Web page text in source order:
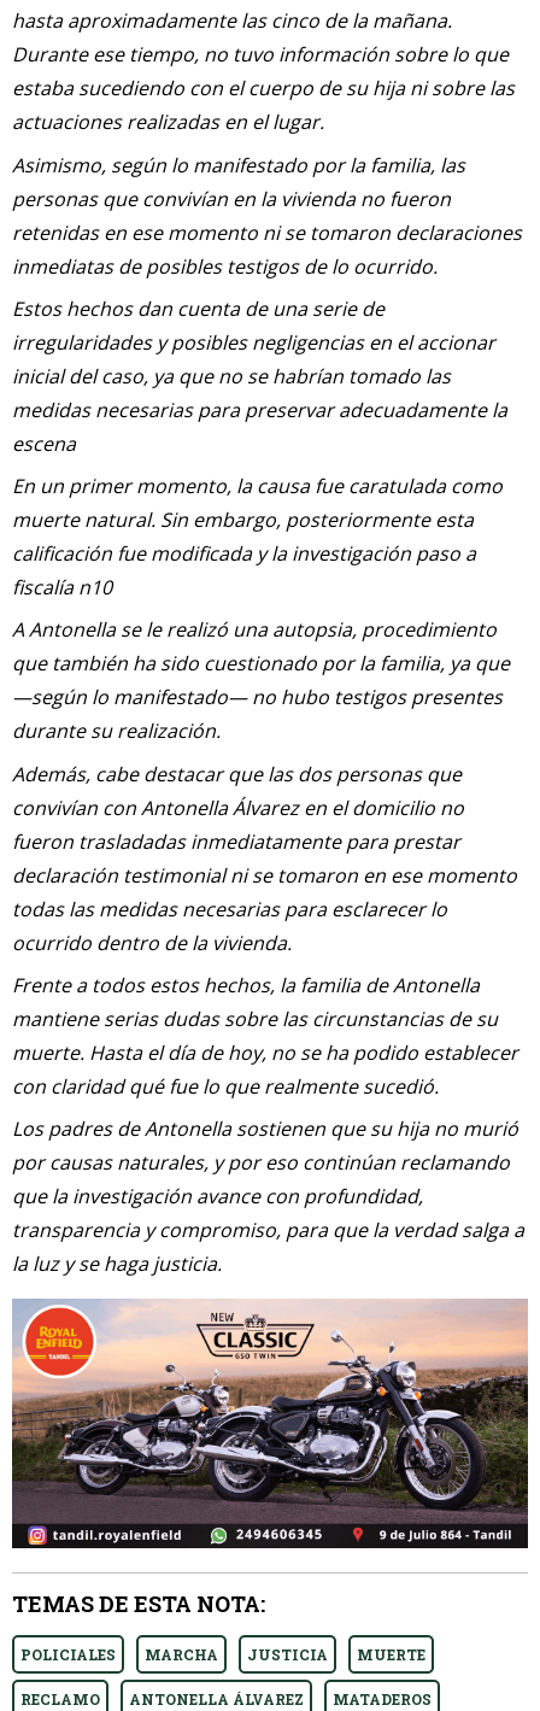
hasta aproximadamente las cinco de la mañana.
Durante ese tiempo, no tuvo información sobre lo que
estaba sucediendo con el cuerpo de su hija ni sobre las
actuaciones realizadas en el lugar.
Asimismo, según lo manifestado por la familia, las
personas que convivían en la vivienda no fueron
retenidas en ese momento ni se tomaron declaraciones
inmediatas de posibles testigos de lo ocurrido.
Estos hechos dan cuenta de una serie de
irregularidades y posibles negligencias en el accionar
inicial del caso, ya que no se habrían tomado las
medidas necesarias para preservar adecuadamente la
escena
En un primer momento, la causa fue caratulada como
muerte natural. Sin embargo, posteriormente esta
calificación fue modificada y la investigación paso a
fiscalía n10
A Antonella se le realizó una autopsia, procedimiento
que también ha sido cuestionado por la familia, ya que
—según lo manifestado— no hubo testigos presentes
durante su realización.
Además, cabe destacar que las dos personas que
convivían con Antonella Álvarez en el domicilio no
fueron trasladadas inmediatamente para prestar
declaración testimonial ni se tomaron en ese momento
todas las medidas necesarias para esclarecer lo
ocurrido dentro de la vivienda.
Frente a todos estos hechos, la familia de Antonella
mantiene serias dudas sobre las circunstancias de su
muerte. Hasta el día de hoy, no se ha podido establecer
con claridad qué fue lo que realmente sucedió.
Los padres de Antonella sostienen que su hija no murió
por causas naturales, y por eso continúan reclamando
que la investigación avance con profundidad,
transparencia y compromiso, para que la verdad salga a
la luz y se haga justicia.
TEMAS DE ESTA NOTA:
POLICIALES MARCHA JUSTICIA MUERTE
RECLAMO ANTONELLA ÁLVAREZ MATADEROS